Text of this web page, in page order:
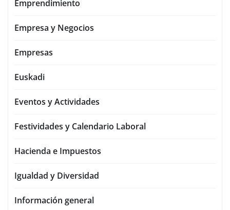
Emprendimiento
Empresa y Negocios
Empresas
Euskadi
Eventos y Actividades
Festividades y Calendario Laboral
Hacienda e Impuestos
Igualdad y Diversidad
Información general